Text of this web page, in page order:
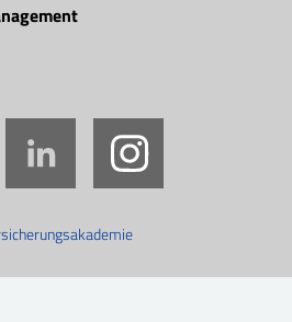
Xing LinkedIn